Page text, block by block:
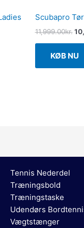
Scubapro
11,999.00kr.
KØB NU
Tennis Nederdel
Træningsbold
Træningstaske
Udendørs
Vægtstænger